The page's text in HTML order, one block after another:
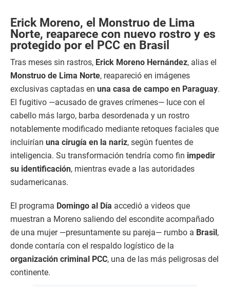
e
c
o
n
d
s
f
5
m
i
u
t
e
s
,
3
s
c
d
s
Erick Moreno, el Monstruo de Lima
Norte, reaparece con nuevo rostro y es
protegido por el PCC en Brasil
Tras meses sin rastros, Erick Moreno Hernández, alias el
Monstruo de Lima Norte, reapareció en imágenes
exclusivas captadas en una casa de campo en Paraguay.
El fugitivo —acusado de graves crímenes— luce con el
cabello más largo, barba desordenada y un rostro
notablemente modificado mediante retoques faciales que
incluirían una cirugía en la nariz, según fuentes de
inteligencia. Su transformación tendría como fin impedir
su identificación, mientras evade a las autoridades
sudamericanas.
El programa Domingo al Día accedió a videos que
muestran a Moreno saliendo del escondite acompañado
de una mujer —presuntamente su pareja— rumbo a Brasil,
donde contaría con el respaldo logístico de la
organización criminal PCC, una de las más peligrosas del
continente.